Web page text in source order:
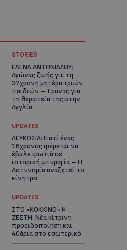
STORIES
ΕΛΕΝΑ ΑΝΤΩΝΙΑΔΟΥ:
Αγώνας ζωής για τη
37χρονη μητέρα τριών
παιδιών – Έρανος για
τη θεραπεία της στην
Αγγλία
UPDATES
ΛΕΥΚΩΣΙΑ: Γιατί ένας
16χρονος φέρεται να
έβαλε φωτιά σε
ιστορική μπυραρία – Η
Αστυνομία αναζητεί το
κίνητρο
UPDATES
ΣΤΟ «ΚΟΚΚΙΝΟ» Η
ΖΕΣΤΗ: Νέα κίτρινη
προειδοποίηση και
40άρια στο εσωτερικό